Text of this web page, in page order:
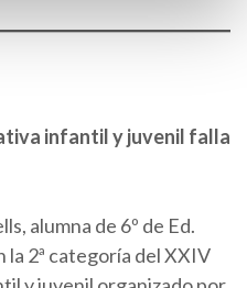
infantil y juvenil falla
alumna de 6º de Ed.
la 2ª categoría del XXIV